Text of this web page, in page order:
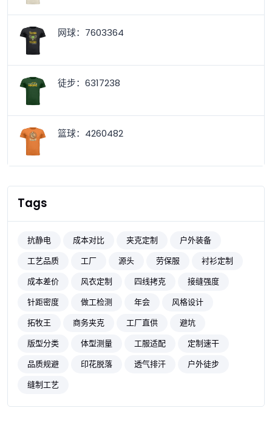
网球：7603364
徒步：6317238
篮球：4260482
Tags
抗静电 成本对比 夹克定制
户外装备
工艺品质
工厂 源头 劳保服
衬衫定制
成本差价
风衣定制 四线拷克
接缝强度
针距密度
做工检测 年会
风格设计
拓牧王
商务夹克 工厂直供
避坑
版型分类
体型测量 工服适配
定制速干
品质规避
印花脱落 透气排汗
户外徒步
缝制工艺